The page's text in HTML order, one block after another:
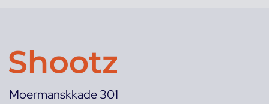
Moermanskkade 301